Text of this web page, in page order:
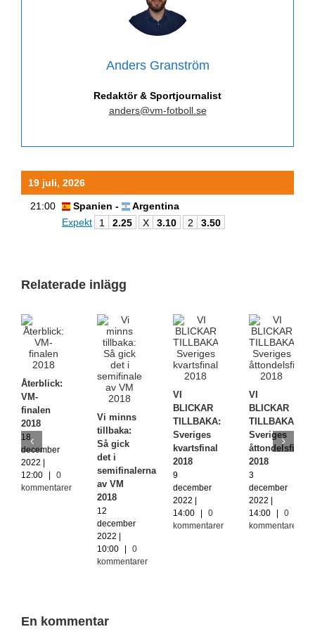
Anders Granström
Redaktör & Sportjournalist
anders@vm-fotboll.se
19 juli, 2026
21:00 Spanien -
Argentina
Expekt
1 2.25 X 3.10 2 3.50
Relaterade inlägg
Återblick:
VM-
finalen
2018
18
december
2022 |
12:00
0
kommentarer
Vi minns
tillbaka:
Så gick
det i
semifinalerna
av VM
2018
12
december
2022 |
10:00
0
kommentarer
VI
BLICKAR
TILLBAKA:
Sveriges
kvartsfinal
2018
9
december
2022 |
14:00
0
kommentarer
VI
BLICKAR
TILLBAKA:
Sveriges
åttondelsfinal
2018
3
december
2022 |
14:00
0
kommentarer
En kommentar